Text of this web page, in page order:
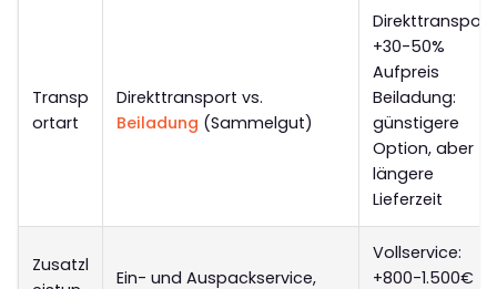
Transp
ortart
Direkttransport vs.
Beiladung (Sammelgut)
Direkttransport:
+30-50%
Aufpreis
Beiladung:
günstigere
Option, aber
längere
Lieferzeit
Zusatzl
Ein- und Auspackservice,
Vollservice:
+800-1.500€